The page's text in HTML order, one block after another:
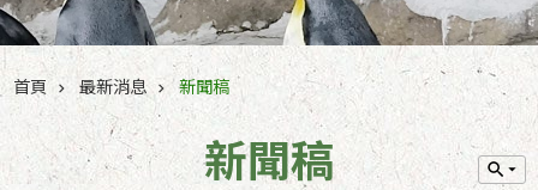
首頁 最新消息 新聞稿
新聞稿